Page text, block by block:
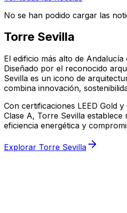
No se han podido cargar las
Torre Sevilla
El edificio más alto de
Diseñado por el reconocido
Sevilla es un icono de
combina innovación,
Con certificaciones LEED Gold
Clase A, Torre Sevilla establece
eficiencia energética y
Explorar Torre Sevilla